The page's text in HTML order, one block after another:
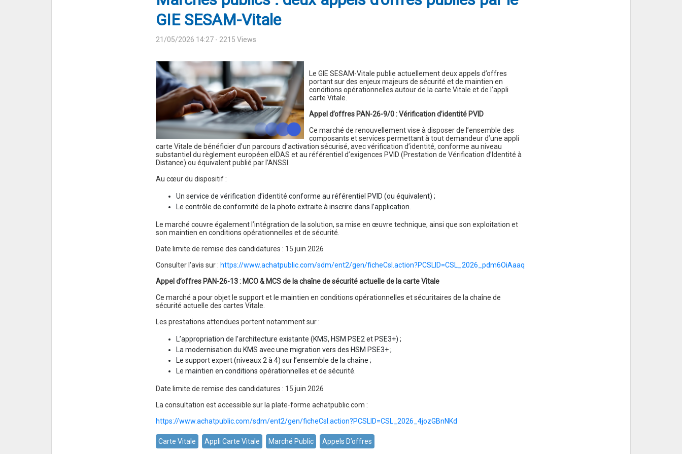
GIE SESAM-Vitale
21/05/2026 14:27 - 2215 Views
Le GIE SESAM-Vitale publie actuellement deux appels d’offres
portant sur des enjeux majeurs de sécurité et de maintien en
conditions opérationnelles autour de la carte Vitale et de l’appli
carte Vitale.
Appel d’offres PAN-26-9/0 : Vérification d’identité PVID
Ce marché de renouvellement vise à disposer de l’ensemble des
composants et services permettant à tout demandeur d’une appli
carte Vitale de bénéficier d’un parcours d’activation sécurisé, avec vérification d’identité, conforme au niveau
substantiel du règlement européen eIDAS et au référentiel d’exigences PVID (Prestation de Vérification d’Identité à
Distance) ou équivalent publié par l’ANSSI.
Au cœur du dispositif :
Un service de vérification d’identité conforme au référentiel PVID (ou équivalent) ;
Le contrôle de conformité de la photo extraite à inscrire dans l’application.
Le marché couvre également l’intégration de la solution, sa mise en œuvre technique, ainsi que son exploitation et
son maintien en conditions opérationnelles et de sécurité.
Date limite de remise des candidatures : 15 juin 2026
Consulter l'avis sur : https://www.achatpublic.com/sdm/ent2/gen/ficheCsl.action?PCSLID=CSL_2026_pdm6OiAaaq
Appel d’offres PAN-26-13 : MCO & MCS de la chaîne de sécurité actuelle de la carte Vitale
Ce marché a pour objet le support et le maintien en conditions opérationnelles et sécuritaires de la chaîne de
sécurité actuelle des cartes Vitale.
Les prestations attendues portent notamment sur :
L’appropriation de l’architecture existante (KMS, HSM PSE2 et PSE3+) ;
La modernisation du KMS avec une migration vers des HSM PSE3+ ;
Le support expert (niveaux 2 à 4) sur l’ensemble de la chaîne ;
Le maintien en conditions opérationnelles et de sécurité.
Date limite de remise des candidatures : 15 juin 2026
La consultation est accessible sur la plate-forme achatpublic.com :
https://www.achatpublic.com/sdm/ent2/gen/ficheCsl.action?PCSLID=CSL_2026_4jozGBnNKd
Carte Vitale Appli Carte Vitale Marché Public Appels D’offres